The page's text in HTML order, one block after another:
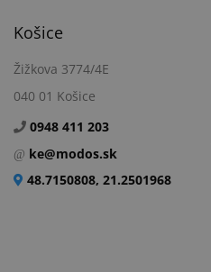
Košice
Žižkova 3774/4E
040 01 Košice
0948 411 203
ke@modos.sk
48.7150808, 21.2501968